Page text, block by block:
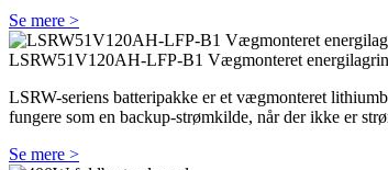
Se mere >
LSRW51V120AH-LFP-B1 Vægmonteret
LSRW-seriens batteripakke er et vægmonteret
fungere som en backup-strømkilde, når der ikke er
Se mere >